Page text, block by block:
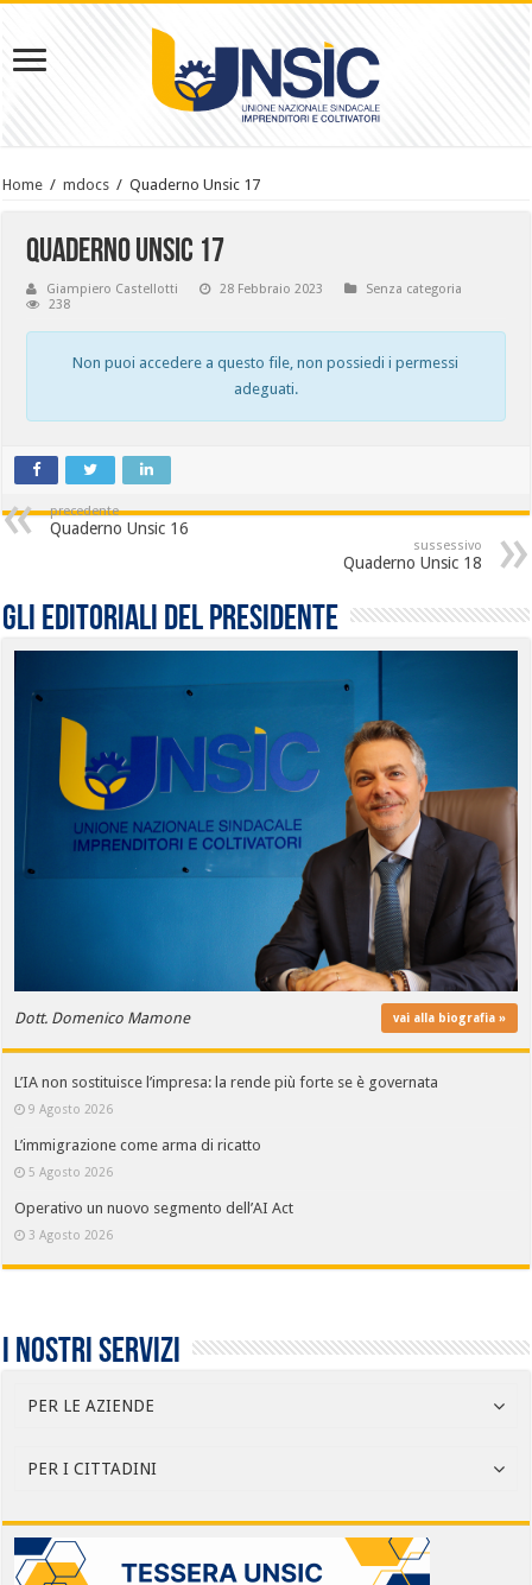
Home / mdocs / Quaderno Unsic 17
Quaderno Unsic 17
Giampiero Castellotti 28 Febbraio 2023
Senza categoria
238
Non puoi accedere a questo file, non possiedi i permessi
adeguati.
precedente
Quaderno Unsic 16
sussessivo
Quaderno Unsic 18
Gli editoriali del presidente
Dott. Domenico Mamone vai alla biografia »
L’IA non sostituisce l’impresa: la rende più forte se è governata
9 Agosto 2026
L’immigrazione come arma di ricatto
5 Agosto 2026
Operativo un nuovo segmento dell’AI Act
3 Agosto 2026
I nostri servizi
PER LE AZIENDE
PER I CITTADINI